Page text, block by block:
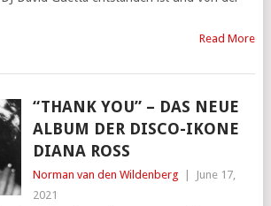
Read More
“THANK YOU” – DAS NEUE
ALBUM DER DISCO-IKONE
DIANA ROSS
Norman van den Wildenberg
June 17,
2021